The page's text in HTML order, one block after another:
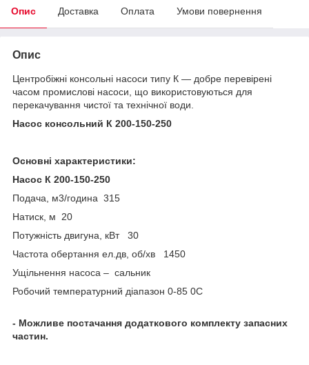
Опис Доставка Оплата Умови повернення
Опис
Центробіжні консольні насоси типу К — добре перевірені
часом промислові насоси, що використовуються для
перекачування чистої та технічної води.
Насос консольний К 200-150-250
Основні характеристики:
Насос К 200-150-250
Подача, м3/година 315
Натиск, м 20
Потужність двигуна, кВт 30
Частота обертання ел.дв, об/хв 1450
Ущільнення насоса – сальник
Робочий температурний діапазон 0-85 0С
- Можливе постачання додаткового комплекту запасних
частин.